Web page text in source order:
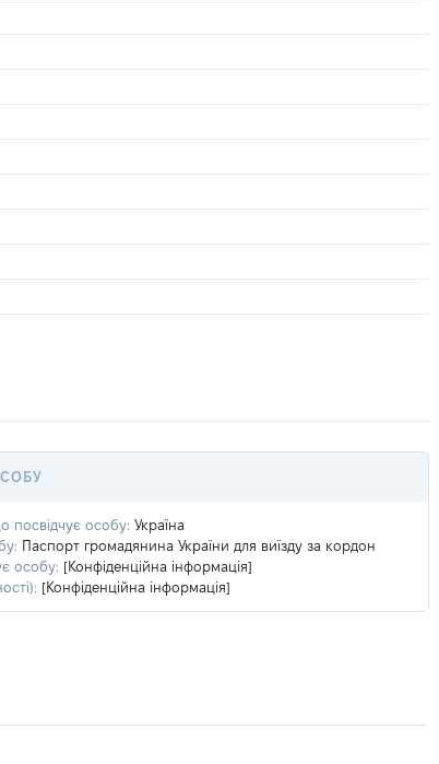
посвідчує особу: Україна
Паспорт громадянина України для виїзду за кордон
особу: [Конфіденційна інформація]
[Конфіденційна інформація]